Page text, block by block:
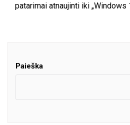
patarimai atnaujinti iki „Windows
Paieška